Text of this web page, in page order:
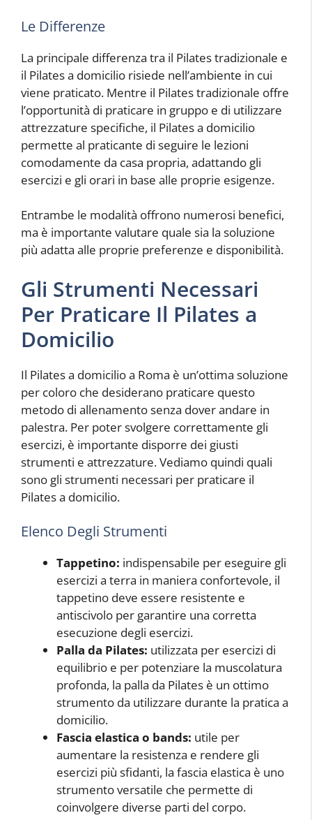
Le Differenze
La principale differenza tra il Pilates tradizionale e
il Pilates a domicilio risiede nell’ambiente in cui
viene praticato. Mentre il Pilates tradizionale offre
l’opportunità di praticare in gruppo e di utilizzare
attrezzature specifiche, il Pilates a domicilio
permette al praticante di seguire le lezioni
comodamente da casa propria, adattando gli
esercizi e gli orari in base alle proprie esigenze.
Entrambe le modalità offrono numerosi benefici,
ma è importante valutare quale sia la soluzione
più adatta alle proprie preferenze e disponibilità.
Gli Strumenti Necessari
Per Praticare Il Pilates a
Domicilio
Il Pilates a domicilio a Roma è un’ottima soluzione
per coloro che desiderano praticare questo
metodo di allenamento senza dover andare in
palestra. Per poter svolgere correttamente gli
esercizi, è importante disporre dei giusti
strumenti e attrezzature. Vediamo quindi quali
sono gli strumenti necessari per praticare il
Pilates a domicilio.
Elenco Degli Strumenti
Tappetino: indispensabile per eseguire gli
esercizi a terra in maniera confortevole, il
tappetino deve essere resistente e
antiscivolo per garantire una corretta
esecuzione degli esercizi.
Palla da Pilates: utilizzata per esercizi di
equilibrio e per potenziare la muscolatura
profonda, la palla da Pilates è un ottimo
strumento da utilizzare durante la pratica a
domicilio.
Fascia elastica o bands: utile per
aumentare la resistenza e rendere gli
esercizi più sfidanti, la fascia elastica è uno
strumento versatile che permette di
coinvolgere diverse parti del corpo.